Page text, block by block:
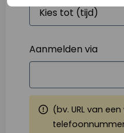
Aanmelden via
(bv. URL van